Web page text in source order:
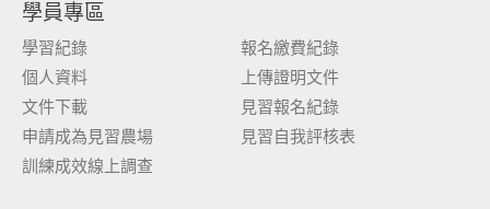
學員專區
學習紀錄
報名繳費紀錄
個人資料
上傳證明文件
文件下載
見習報名紀錄
申請成為見習農場
見習自我評核表
訓練成效線上調查